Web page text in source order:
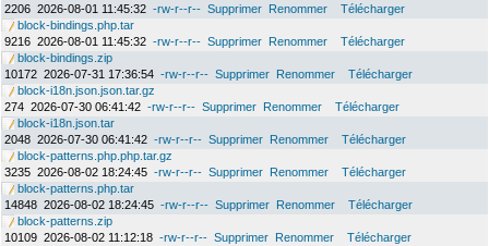
2206 2026-08-01 11:45:32 -rw-r--r-- Supprimer Renommer
Télécharger
block-bindings.php.tar
9216 2026-08-01 11:45:32 -rw-r--r-- Supprimer Renommer
Télécharger
block-bindings.zip
10172 2026-07-31 17:36:54 -rw-r--r-- Supprimer Renommer
Télécharger
block-i18n.json.json.tar.gz
274 2026-07-30 06:41:42 -rw-r--r-- Supprimer Renommer
Télécharger
block-i18n.json.tar
2048 2026-07-30 06:41:42 -rw-r--r-- Supprimer Renommer
Télécharger
block-patterns.php.php.tar.gz
3235 2026-08-02 18:24:45 -rw-r--r-- Supprimer Renommer
Télécharger
block-patterns.php.tar
14848 2026-08-02 18:24:45 -rw-r--r-- Supprimer Renommer
Télécharger
block-patterns.zip
10109 2026-08-02 11:12:18 -rw-r--r-- Supprimer Renommer
Télécharger